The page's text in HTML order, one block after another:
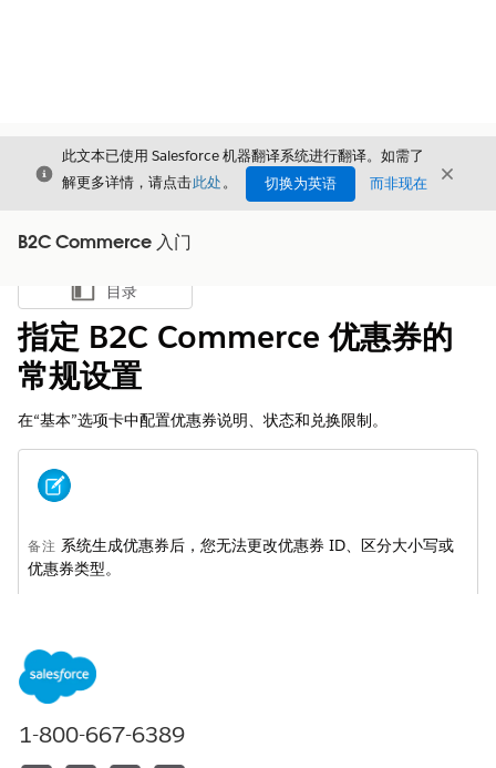
关闭
此文本已使用 Salesforce 机器翻译系统进行翻译。如需了
解更多详情，请点击此处。 切换为英语 而非现在 关闭
B2C Commerce 入门
显示目录
目录
指定 B2C Commerce 优惠券的
常规设置
在“基本”选项卡中配置优惠券说明、状态和兑换限制。
备注 系统生成优惠券后，您无法更改优惠券 ID、区分大小写或
优惠券类型。
在“优惠券”页面，点击优惠券 ID。
此时会打开“编辑优惠券”页面。
在“常规
指定兑换次数限制。
1-800-667-6389